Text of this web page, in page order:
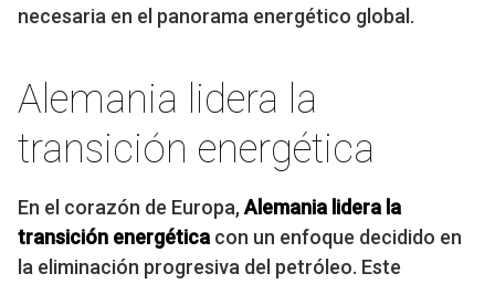
necesaria en el panorama energético global.
Alemania lidera la
transición energética
En el corazón de Europa,Alemania lidera la
transición energéticacon un enfoque decidido en
la eliminación progresiva del petróleo. Este